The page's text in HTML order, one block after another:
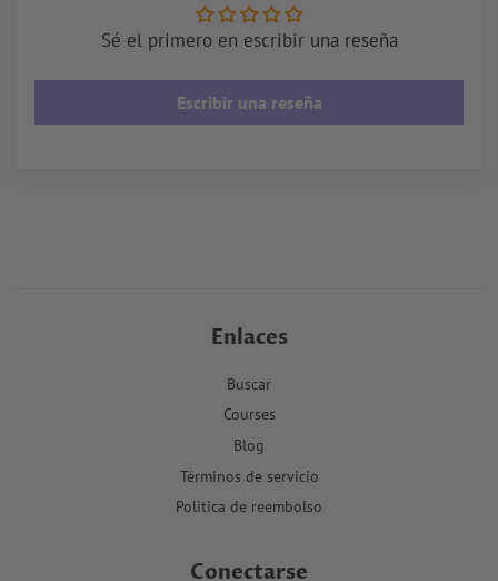
Sé el primero en escribir una reseña
Escribir una reseña
Enlaces
Buscar
Courses
Blog
Términos de servicio
Politica de reembolso
Conectarse